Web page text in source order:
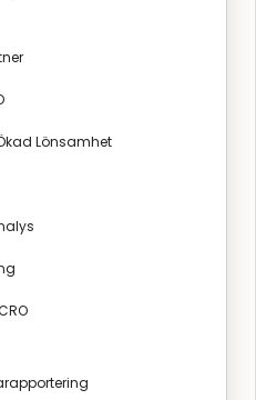
Lönsamhet